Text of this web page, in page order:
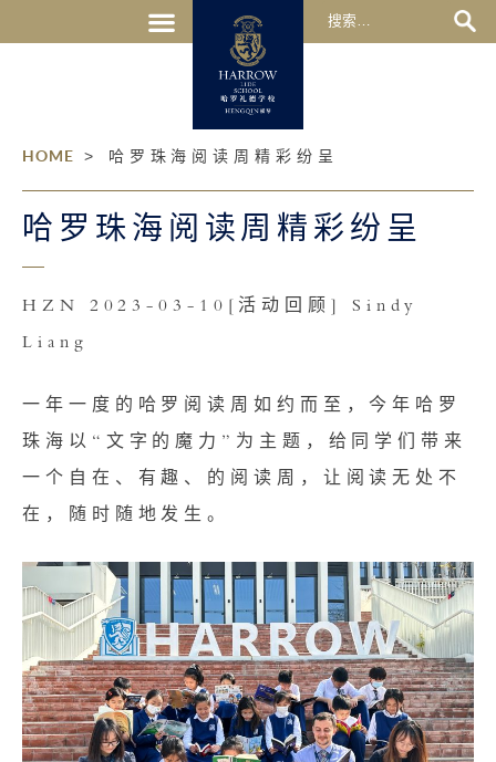
HOME > 哈罗珠海阅读周精彩纷呈
哈罗珠海阅读周精彩纷呈
HZN 2023-03-10[活动回顾] Sindy
Liang
一年一度的哈罗阅读周如约而至，今年哈罗
珠海以“文字的魔力”为主题，给同学们带来
一个自在、有趣、的阅读周，让阅读无处不
在，随时随地发生。